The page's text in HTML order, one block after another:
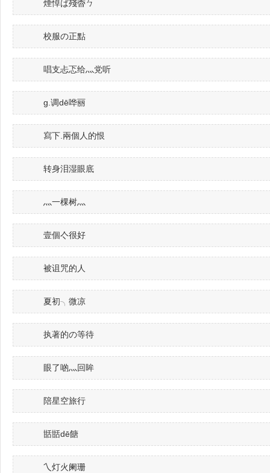
煙愺ば殘稥ㄅ
校服の正點
唱支忐忑给灬党听
g.调dē哗丽
寫下.兩個人的恨
转身泪湿眼底
灬一棵树灬
壹個亽很好
被诅咒的人
夏初╮微凉
执著的の等待
眼了啲灬回眸
陪星空旅行
甛甛dē餹
乀灯火阑珊